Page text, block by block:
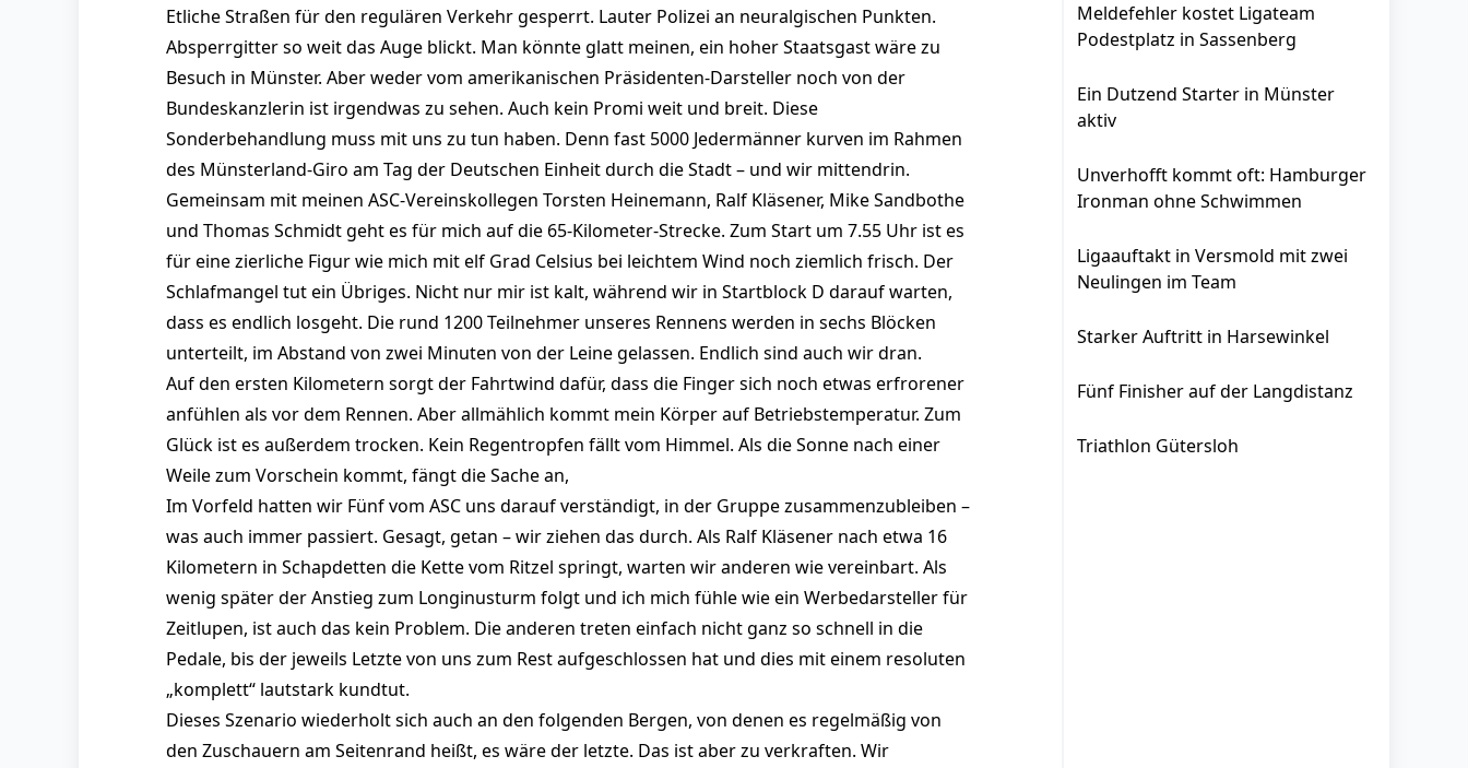
Etliche Straßen für den regulären Verkehr gesperrt. Lauter Polizei an neuralgischen Punkten.
Absperrgitter so weit das Auge blickt. Man könnte glatt meinen, ein hoher Staatsgast wäre zu
Besuch in Münster. Aber weder vom amerikanischen Präsidenten-Darsteller noch von der
Bundeskanzlerin ist irgendwas zu sehen. Auch kein Promi weit und breit. Diese
Sonderbehandlung muss mit uns zu tun haben. Denn fast 5000 Jedermänner kurven im Rahmen
des Münsterland-Giro am Tag der Deutschen Einheit durch die Stadt – und wir mittendrin.
Gemeinsam mit meinen ASC-Vereinskollegen Torsten Heinemann, Ralf Kläsener, Mike Sandbothe
und Thomas Schmidt geht es für mich auf die 65-Kilometer-Strecke. Zum Start um 7.55 Uhr ist es
für eine zierliche Figur wie mich mit elf Grad Celsius bei leichtem Wind noch ziemlich frisch. Der
Schlafmangel tut ein Übriges. Nicht nur mir ist kalt, während wir in Startblock D darauf warten,
dass es endlich losgeht. Die rund 1200 Teilnehmer unseres Rennens werden in sechs Blöcken
unterteilt, im Abstand von zwei Minuten von der Leine gelassen. Endlich sind auch wir dran.
Auf den ersten Kilometern sorgt der Fahrtwind dafür, dass die Finger sich noch etwas erfrorener
anfühlen als vor dem Rennen. Aber allmählich kommt mein Körper auf Betriebstemperatur. Zum
Glück ist es außerdem trocken. Kein Regentropfen fällt vom Himmel. Als die Sonne nach einer
Weile zum Vorschein kommt, fängt die Sache an,
Im Vorfeld hatten wir Fünf vom ASC uns darauf verständigt, in der Gruppe zusammenzubleiben –
was auch immer passiert. Gesagt, getan – wir ziehen das durch. Als Ralf Kläsener nach etwa 16
Kilometern in Schapdetten die Kette vom Ritzel springt, warten wir anderen wie vereinbart. Als
wenig später der Anstieg zum Longinusturm folgt und ich mich fühle wie ein Werbedarsteller für
Zeitlupen, ist auch das kein Problem. Die anderen treten einfach nicht ganz so schnell in die
Pedale, bis der jeweils Letzte von uns zum Rest aufgeschlossen hat und dies mit einem resoluten
„komplett“ lautstark kundtut.
Dieses Szenario wiederholt sich auch an den folgenden Bergen, von denen es regelmäßig von
den Zuschauern am Seitenrand heißt, es wäre der letzte. Das ist aber zu verkraften. Wir
Meldefehler kostet Ligateam
Podestplatz in Sassenberg
Ein Dutzend Starter in Münster
aktiv
Unverhofft kommt oft: Hamburger
Ironman ohne Schwimmen
Ligaauftakt in Versmold mit zwei
Neulingen im Team
Starker Auftritt in Harsewinkel
Fünf Finisher auf der Langdistanz
Triathlon Gütersloh